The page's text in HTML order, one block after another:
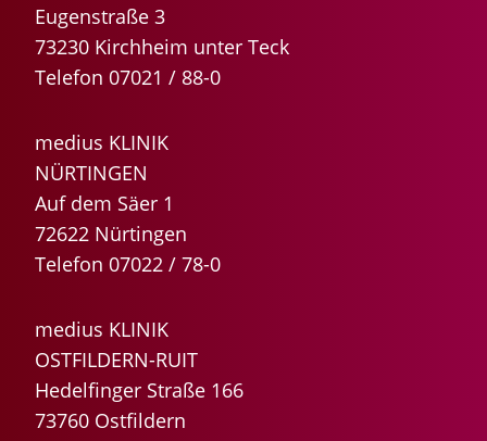
Eugenstraße 3
73230 Kirchheim unter Teck
Telefon 07021 / 88-0
medius KLINIK
NÜRTINGEN
Auf dem Säer 1
72622 Nürtingen
Telefon 07022 / 78-0
medius KLINIK
OSTFILDERN-RUIT
Hedelfinger Straße 166
73760 Ostfildern